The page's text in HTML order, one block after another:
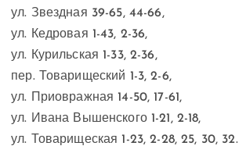
ул. Звездная 39-65, 44-66,
ул. Кедровая 1-43, 2-36,
ул. Курильская 1-33, 2-36,
пер. Товарищеский 1-3, 2-6,
ул. Приовражная 14-50, 17-61,
ул. Ивана Вышенского 1-21, 2-18,
ул. Товарищеская 1-23, 2-28, 25, 30, 32.